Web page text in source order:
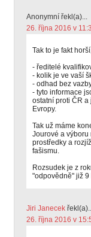
Anonymní řekl(a)...
26. října 2016 v
Tak to je fakt
- ředitelé
- kolik je ve vaší
- odhad bez
- tyto informace
ostatní proti ČR
Evropy.
Tak už máme
Jourové a výboru
prostředky a
fašismu.
Rozsudek je z
"odpovědně" již 9
Jiri Janecek
26. října 2016 v